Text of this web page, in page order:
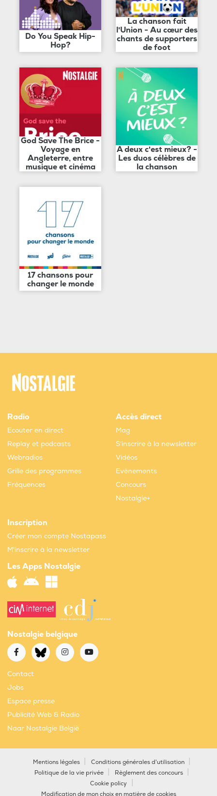
Do You Speak Hip-
Hop?
La chanson fait
l'Union - Au cœur des
chants de supporters
de foot
God Save The Brice -
Voyage en
Angleterre, entre
musique et cinéma
A deux c'est mieux? -
Les duos célèbres de
la chanson
17 chansons pour
changer le monde
Radio
Ecouter en direct
Replay et podcasts
Webradios
Grille des programmes
Fréquences
Accès direct
Mag
S'inscrire à la newsletter
Vidéos
Evènements
Concours
Nostalgie+
Inscription
Créer mon compte Nostapass
M'inscrire à la newsletter
Les Apps Nostalgie
Nostalgie belgique
Contact
Jobs
Espace presse
Publicité Web & Radio
Naar Nostalgie België
Mentions légales
Conditions générales d'utilisation
Politique de la vie privée
Règlement des concours
Cookie policy
Modification de mon choix en matière de cookies